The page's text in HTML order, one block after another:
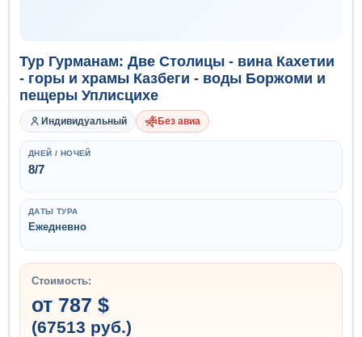
Тур Гурманам: Две Столицы - вина Кахетии
- горы и храмы Казбеги - воды Боржоми и
пещеры Уплисцихе
Индивидуальный Без авиа
ДНЕЙ / НОЧЕЙ
8/7
ДАТЫ ТУРА
Ежедневно
Стоимость:
от 787 $
(67513 руб.)